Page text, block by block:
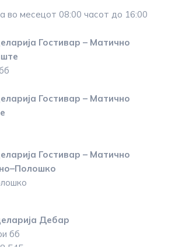
во месецот 08:00 часот до 16:00
Гостивар – Матично
Гостивар – Матично
Гостивар – Матично
Дебар
бб